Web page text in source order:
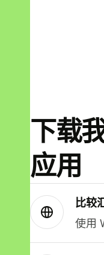
下载
应用
比较
使用